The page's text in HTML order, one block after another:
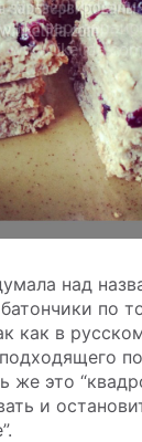
над
по
как в
же это
и